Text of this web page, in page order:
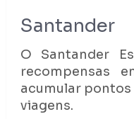
Santander
O Santander
recompensas
acumular
viagens.